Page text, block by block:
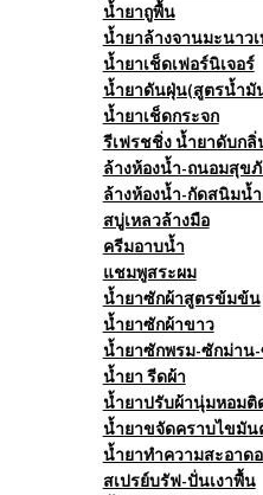
น้ำยาถูพื้น
น้ำยาล้างจานมะนาว
น้ำยาเช็ดเฟอร์นิเจอร์
น้ำยาดันฝุ่น(สูตรน้ำมั
น้ำยาเช็ดกระจก
รีเฟรชชิ่ง น้ำยาดับกลิ่
ล้างห้องน้ำ-ถนอมสุ
ล้างห้องน้ำ-กัดสนิมน้
สบู่เหลวล้างมือ
ครีมอาบน้ำ
แชมพูสระผม
น้ำยาซักผ้าสูตรข้มข้น
น้ำยาซักผ้าขาว
น้ำยาซักพรม-ซักม่าน-
น้ำยา รีดผ้า
น้ำยาปรับผ้านุ่มหอมติ
น้ำยาขจัดคราบไขมัน
น้ำยาทำความสะอาด
สเปรย์บรัฟ-ปั่นเงาพื้น